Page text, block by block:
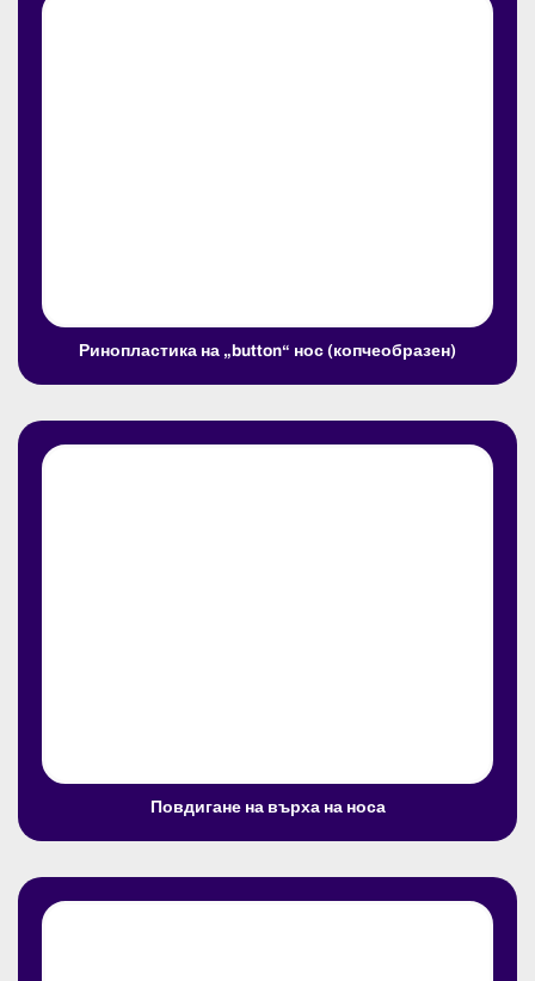
Ринопластика на „button“ нос (копчеобразен)
Повдигане на върха на носа